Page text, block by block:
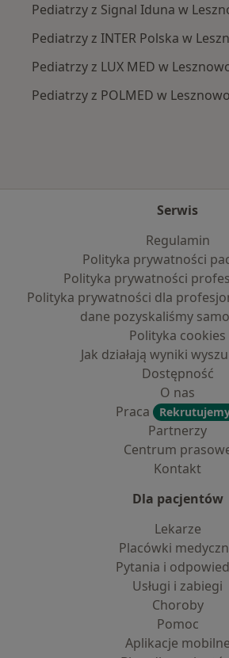
Pediatrzy z Signal Iduna w
Pediatrzy z INTER Polska w
Pediatrzy z LUX MED w
Pediatrzy z POLMED w
Serwis
Regulamin
Polityka prywatności
Polityka prywatności
Polityka prywatności dla
dane pozyskaliśmy
Polityka cookies
Jak działają wyniki
Dostępność
O nas
Praca
Partnerzy
Centrum
Kontakt
Dla pacjentów
Lekarze
Placówki
Pytania i
Usługi i zabiegi
Choroby
Pomoc
Aplikacje mobilne